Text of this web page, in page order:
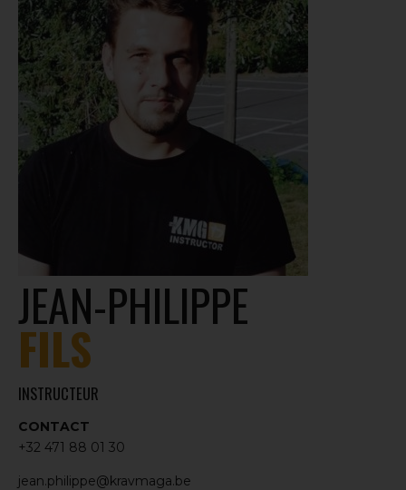
JEAN-PHILIPPE
FILS
INSTRUCTEUR
CONTACT
+32 471 88 01 30
jean.philippe@kravmaga.be